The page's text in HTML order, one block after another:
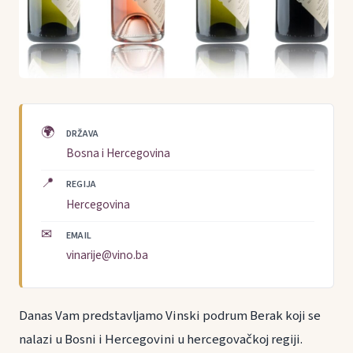
🌍 DRŽAVA
Bosna i Hercegovina
📍 REGIJA
Hercegovina
✉ EMAIL
vinarije@vino.ba
Danas Vam predstavljamo Vinski podrum Berak koji se
nalazi u Bosni i Hercegovini u hercegovačkoj regiji.